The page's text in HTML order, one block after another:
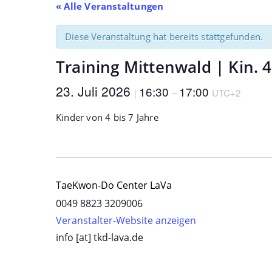
« Alle Veranstaltungen
Diese Veranstaltung hat bereits stattgefunden.
Training Mittenwald | Kin.
23. Juli 2026 | 16:30 – 17:00 UTC+2
Kinder von 4 bis 7 Jahre
TaeKwon-Do Center LaVa
0049 8823 3209006
Veranstalter-Website anzeigen
info [at] tkd-lava.de